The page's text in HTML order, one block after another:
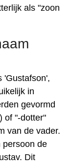
als "zoon
'Gustafson',
in
gevormd
of "-dotter"
van de vader.
persoon de
Dit